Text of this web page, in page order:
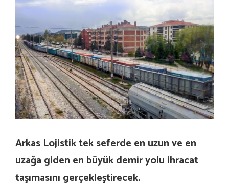
Arkas Lojistik tek seferde en uzun ve en
uzağa giden en büyük demir yolu ihracat
taşımasını gerçekleştirecek.